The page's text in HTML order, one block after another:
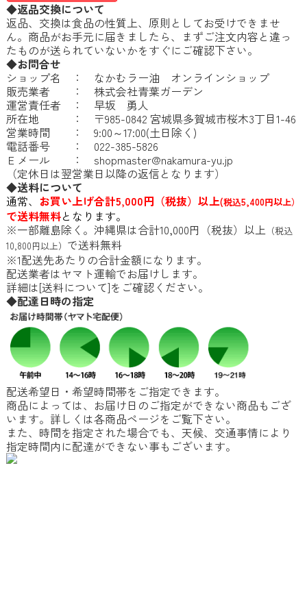
◆返品交換について
返品、交換は食品の性質上、原則としてお受けできませ
ん。商品がお手元に届きましたら、まずご注文内容と違っ
たものが送られていないかをすぐにご確認下さい。
◆お問合せ
ショップ名 ： なかむラー油 オンラインショップ
販売業者 ： 株式会社青葉ガーデン
運営責任者 ： 早坂 勇人
所在地 ： 〒985-0842 宮城県多賀城市桜木3丁目1-46
営業時間 ： 9:00～17:00(土日除く)
電話番号 ： 022-385-5826
Ｅメール ： shopmaster@nakamura-yu.jp
（定休日は翌営業日以降の返信となります）
◆送料について
通常、 お買い上げ合計5,000円（税抜）以上(税込5,400円以上）
で送料無料となります。
※一部離島除く。沖縄県は合計10,000円（税抜）以上（税込
10,800円以上） で送料無料
※1配送先あたりの合計金額になります。
配送業者はヤマト運輸でお届けします。
詳細は[送料について]をご確認ください。
◆配達日時の指定
配送希望日・希望時間帯をご指定できます。
商品によっては、お届け日のご指定ができない商品もござ
います。詳しくは各商品ページをご覧下さい。
また、時間を指定された場合でも、天候、交通事情により
指定時間内に配達ができない事もございます。